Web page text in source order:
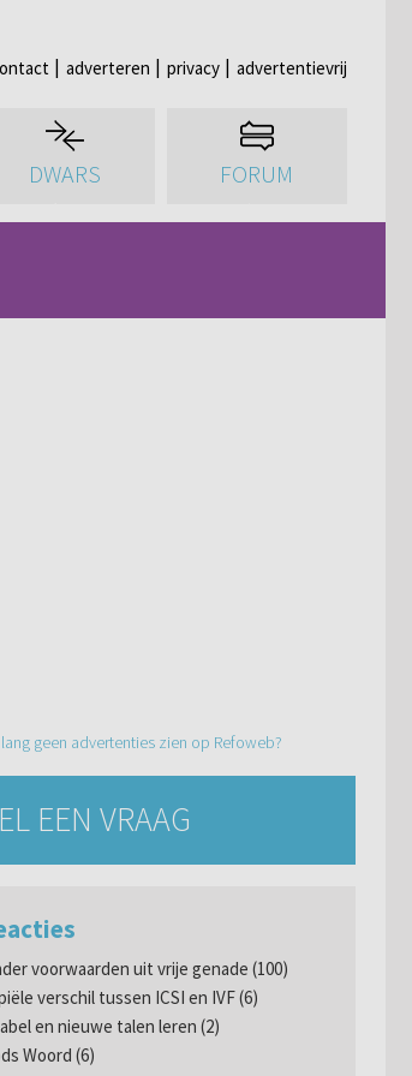
adverteren privacy advertentievrij
DWARS FORUM
lang geen advertenties zien op Refoweb?
EEN VRAAG
voorwaarden uit vrije genade (100)
verschil tussen ICSI en IVF (6)
en nieuwe talen leren (2)
Woord (6)